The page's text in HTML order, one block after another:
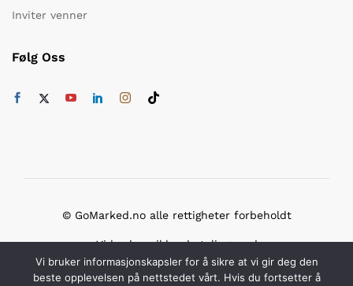
Inviter venner
Følg Oss
© GoMarked.no alle rettigheter forbeholdt
Vi bruker sikker betaling med
Vi bruker informasjonskapsler for å sikre at vi gir deg den
beste opplevelsen på nettstedet vårt. Hvis du fortsetter å